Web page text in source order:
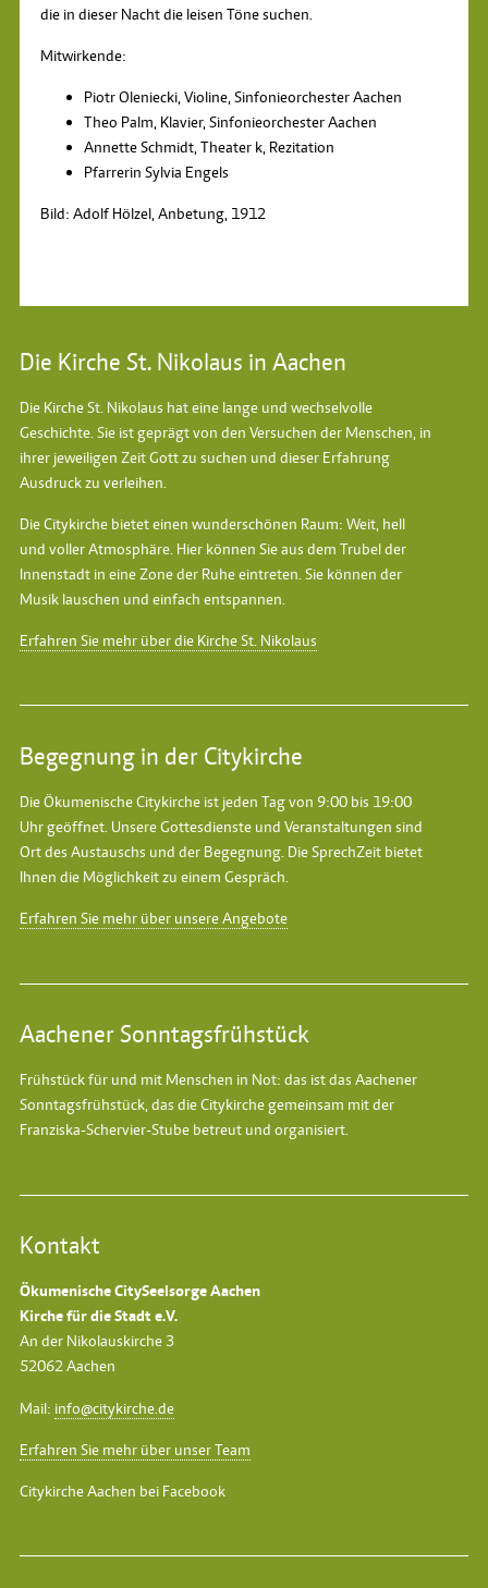
die in dieser Nacht die leisen Töne suchen.
Mitwirkende:
Piotr Oleniecki, Violine, Sinfonieorchester Aachen
Theo Palm, Klavier, Sinfonieorchester Aachen
Annette Schmidt, Theater k, Rezitation
Pfarrerin Sylvia Engels
Bild: Adolf Hölzel, Anbetung, 1912
Die Kirche St. Nikolaus in Aachen
Die Kirche St. Nikolaus hat eine lange und wechselvolle
Geschichte. Sie ist geprägt von den Versuchen der Menschen, in
ihrer jeweiligen Zeit Gott zu suchen und dieser Erfahrung
Ausdruck zu verleihen.
Die Citykirche bietet einen wunderschönen Raum: Weit, hell
und voller Atmosphäre. Hier können Sie aus dem Trubel der
Innenstadt in eine Zone der Ruhe eintreten. Sie können der
Musik lauschen und einfach entspannen.
Erfahren Sie mehr über die Kirche St. Nikolaus
Begegnung in der Citykirche
Die Ökumenische Citykirche ist jeden Tag von 9:00 bis 19:00
Uhr geöffnet. Unsere Gottesdienste und Veranstaltungen sind
Ort des Austauschs und der Begegnung. Die SprechZeit bietet
Ihnen die Möglichkeit zu einem Gespräch.
Erfahren Sie mehr über unsere Angebote
Aachener Sonntagsfrühstück
Frühstück für und mit Menschen in Not: das ist das Aachener
Sonntagsfrühstück, das die Citykirche gemeinsam mit der
Franziska-Schervier-Stube betreut und organisiert.
Kontakt
Ökumenische CitySeelsorge Aachen
Kirche für die Stadt e.V.
An der Nikolauskirche 3
52062 Aachen
Mail: info@citykirche.de
Erfahren Sie mehr über unser Team
Citykirche Aachen bei Facebook